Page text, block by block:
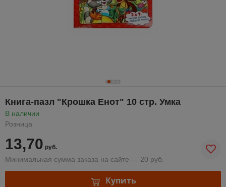
Книга-пазл "Крошка Енот" 10 стр. Умка
В наличии
Розница
13,70 руб.
Минимальная сумма заказа на сайте — 20 руб.
Купить